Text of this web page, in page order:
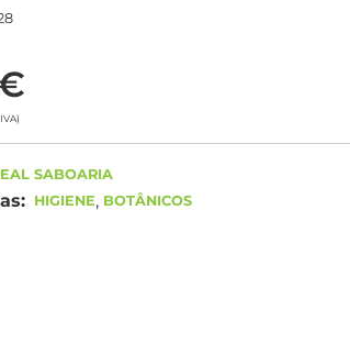
SABOARIA
HIGIENE, BOTÂNICOS